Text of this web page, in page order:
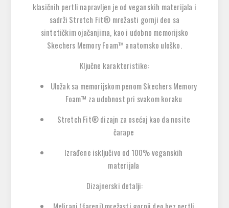
klasičnih pertli napravljen je od veganskih materijala i
sadrži Stretch Fit® mrežasti gornji deo sa
sintetičkim ojačanjima, kao i udobno memorijsko
Skechers Memory Foam™ anatomsko uloško.
Ključne karakteristike:
Uložak sa memorijskom penom Skechers Memory
Foam™ za udobnost pri svakom koraku
Stretch Fit® dizajn za osećaj kao da nosite
čarape
Izrađene isključivo od 100% veganskih
materijala
Dizajnerski detalji: